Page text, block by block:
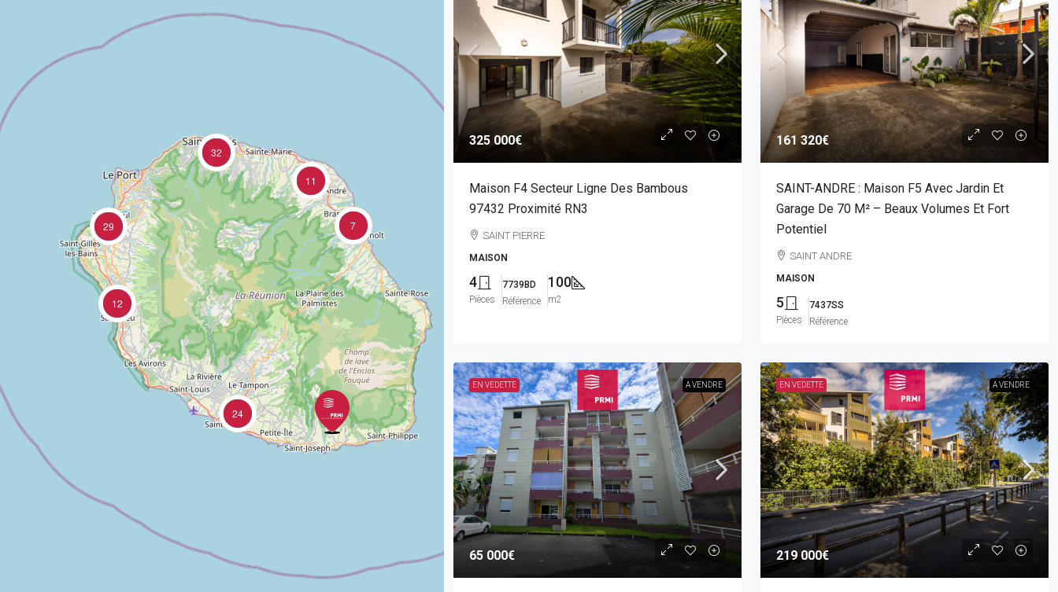
24
12
29 7
32
11
325 000€
Maison F4 Secteur Ligne Des Bambous
97432 Proximité RN3
SAINT PIERRE
MAISON
4
Pièces
7739BD
Référence
100
m2
161 320€
SAINT-ANDRE : Maison F5 Avec Jardin Et
Garage De 70 M² – Beaux Volumes Et Fort
Potentiel
SAINT ANDRE
MAISON
5
Pièces
7437SS
Référence
EN VEDETTE A VENDRE
65 000€
EN VEDETTE A VENDRE
219 000€